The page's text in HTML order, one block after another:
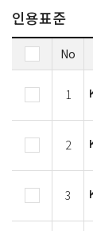
인용표준
No
1
2
3